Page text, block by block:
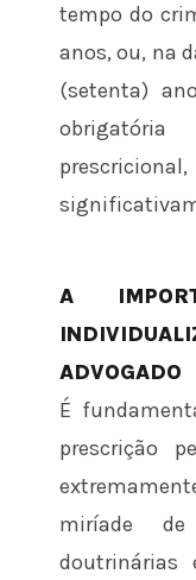
tempo do
anos, ou, na
(setenta)
A
ADVOGADO
É
prescrição
miríade de
doutrinárias